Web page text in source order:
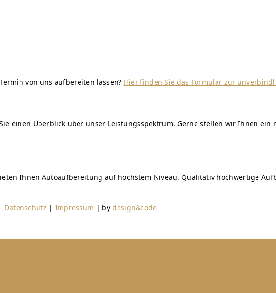
von uns aufbereiten lassen? Hier finden Sie das Formular zur
einen Überblick über unser Leistungsspektrum. Gerne stellen wir Ihnen ein
Ihnen Autoaufbereitung auf höchstem Niveau. Qualitativ hochwertige
Datenschutz | Impressum | bydesign&code